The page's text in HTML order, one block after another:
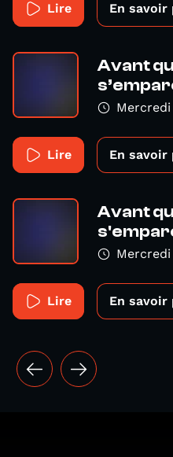
Lire En savoir
Avant
Lire En savoir
Avant
Lire En savoir